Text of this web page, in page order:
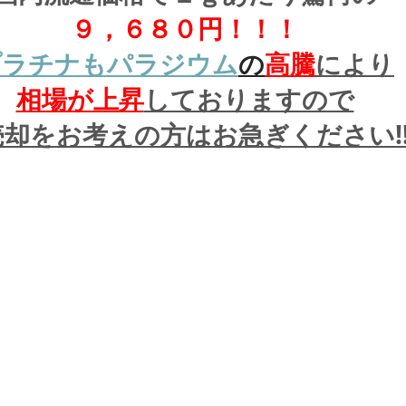
９，６８０円！！！
チナもパラジウムの高騰により
相場が上昇しておりますので
をお考えの方はお急ぎください